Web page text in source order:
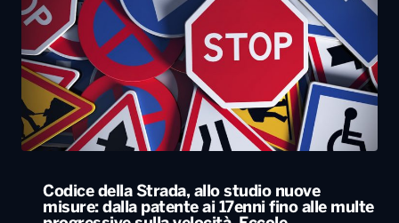
Codice della Strada, allo studio nuove
misure: dalla patente ai 17enni fino alle multe